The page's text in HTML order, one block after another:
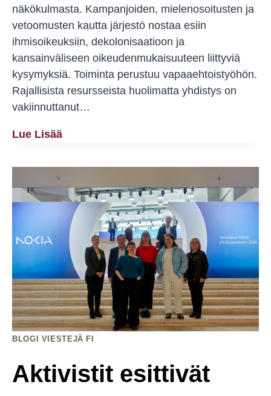
näkökulmasta. Kampanjoiden, mielenosoitusten ja
vetoomusten kautta järjestö nostaa esiin
ihmisoikeuksiin, dekolonisaatioon ja
kansainväliseen oikeudenmukaisuuteen liittyviä
kysymyksiä. Toiminta perustuu vapaaehtoistyöhön.
Rajallisista resursseista huolimatta yhdistys on
vakiinnuttanut…
Lue LisääSumudille
Myönnetty
2026
Kompassiruusu-
Kulttuuripalkinto
BLOGI VIESTEJÄ FI
Aktivistit esittivät